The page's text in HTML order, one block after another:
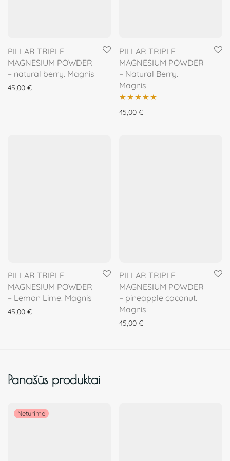
PILLAR TRIPLE
MAGNESIUM POWDER
– natural berry. Magnis
45,00 €
PILLAR TRIPLE
MAGNESIUM POWDER
– Natural Berry.
Magnis
Įvertinimas:
45,00 €
PILLAR TRIPLE
MAGNESIUM POWDER
– Lemon Lime. Magnis
45,00 €
PILLAR TRIPLE
MAGNESIUM POWDER
– pineapple coconut.
Magnis
45,00 €
Panašūs produktai